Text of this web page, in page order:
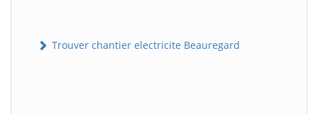
Trouver chantier electricite Beauregard